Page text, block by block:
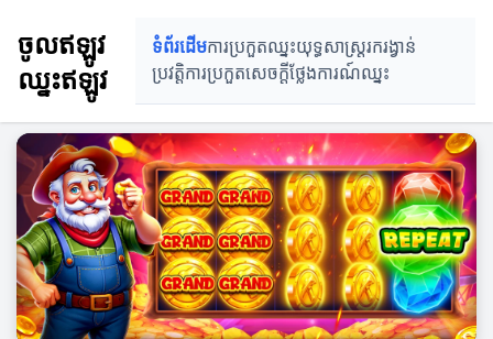
ចូលឥឡូវ
ឈ្នះឥឡូវ
ទំព័រដើមការប្រកួតឈ្នះយុទ្ធសាស្ត្ររករង្វាន់
ប្រវត្តិការប្រកួតសេចក្ដីថ្លែងការណ៍ឈ្នះ